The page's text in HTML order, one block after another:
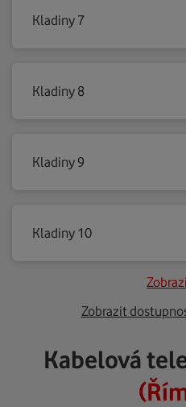
Kladiny 7
Kladiny 8
Kladiny 9
Kladiny 10
Zobrazit
Kabelová